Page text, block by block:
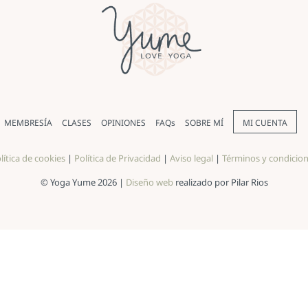
MEMBRESÍA CLASES OPINIONES FAQs SOBRE MÍ MI CUENTA
de cookies | Política de Privacidad | Aviso legal | Términos y
© Yoga Yume 2026 | Diseño webrealizado por Pilar Rios